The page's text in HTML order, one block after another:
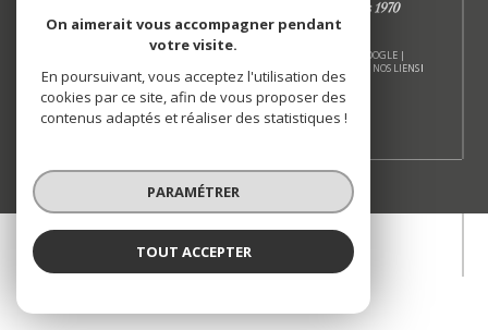
© 2026 | TOUS DROITS RÉSERVÉS | TRADUCTION POWERED BY GOOGLE |
MENTIONS LÉGALES
NOS LIENS
POLITIQUE RGPD
COOKIES
On aimerait vous accompagner pendant
votre visite.
En poursuivant, vous acceptez l'utilisation des
cookies par ce site, afin de vous proposer des
contenus adaptés et réaliser des statistiques !
PARAMÉTRER
TOUT ACCEPTER